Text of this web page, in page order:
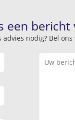
een
advies nodig? Bel